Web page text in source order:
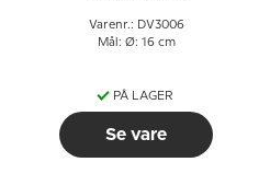
Varenr.: DV3006
Mål: Ø: 16 cm
PÅ LAGER
Se vare